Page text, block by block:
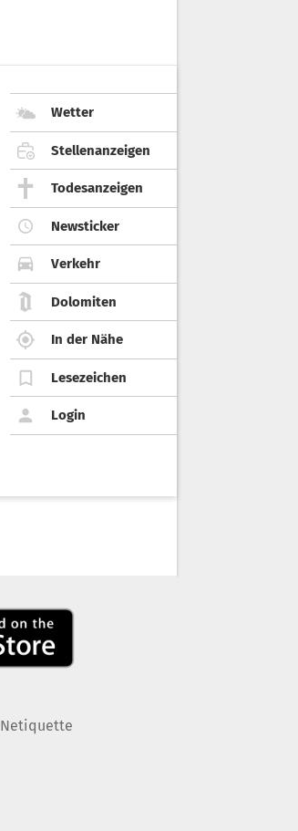
Wetter
Stellenanzeigen
Todesanzeigen
Newsticker
Verkehr
Dolomiten
In der Nähe
Lesezeichen
Login
Netiquette